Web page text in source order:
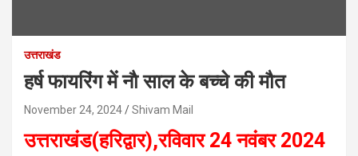
उत्तराखंड
हर्ष फायरिंग में नाै साल के बच्चे की मौत
November 24, 2024 Shivam Mail
उत्तराखंड(हरिद्वार),रविवार 24 नवंबर 2024